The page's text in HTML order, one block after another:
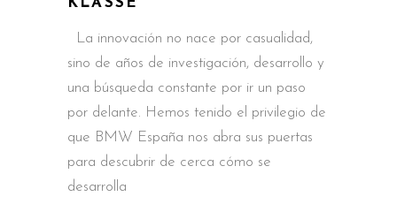
La innovación no nace por casualidad,
sino de años de investigación, desarrollo y
una búsqueda constante por ir un paso
por delante. Hemos tenido el privilegio de
que BMW España nos abra sus puertas
para descubrir de cerca cómo se
desarrolla